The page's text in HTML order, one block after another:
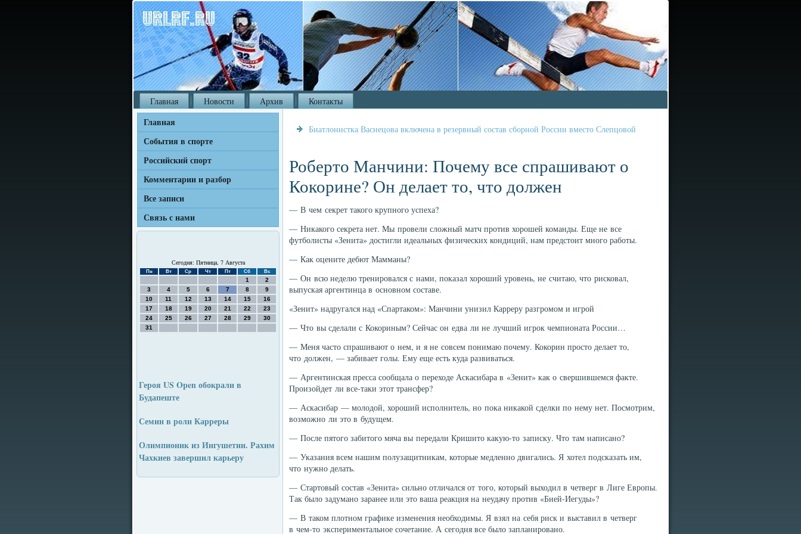
Главная Новости Архив Контакты
Главная
События в спорте
Российский спорт
Комментарии и разбор
Все записи
Связь с нами
Сегодня: Пятница, 7 Августа
Пн Вт Ср Чт Пт Сб Вс
1
2
3
4 5 6 7 8
9
10
11 12 13 14 15
16
17
18 19 20 21 22
23
24
25 26 27 28 29
30
31
Героя US Open обокрали в
Будапеште
Семин в роли Карреры
Олимпионик из Ингушетии. Рахим
Чахкиев завершил карьеру
Биатлонистка Васнецова включена в резервный состав сборной России вместо Слепцовой
Роберто Манчини: Почему все спрашивают о
Кокорине? Он делает то, что должен
— В чем секрет такого крупного успеха?
— Никакого секрета нет. Мы провели сложный матч против хорошей команды. Еще не все
футболисты «Зенита» достигли идеальных физических кондиций, нам предстоит много работы.
— Как оцените дебют Мамманы?
— Он всю неделю тренировался с нами, показал хороший уровень, не считаю, что рисковал,
выпуская аргентинца в основном составе.
«Зенит» надругался над «Спартаком»: Манчини унизил Карреру разгромом и игрой
— Что вы сделали с Кокориным? Сейчас он едва ли не лучший игрок чемпионата России…
— Меня часто спрашивают о нем, и я не совсем понимаю почему. Кокорин просто делает то,
что должен, — забивает голы. Ему еще есть куда развиваться.
— Аргентинская пресса сообщала о переходе Аскасибара в «Зенит» как о свершившемся факте.
Произойдет ли все-таки этот трансфер?
— Аскасибар — молодой, хороший исполнитель, но пока никакой сделки по нему нет. Посмотрим,
возможно ли это в будущем.
— После пятого забитого мяча вы передали Кришито какую-то записку. Что там написано?
— Указания всем нашим полузащитникам, которые медленно двигались. Я хотел подсказать им,
что нужно делать.
— Стартовый состав «Зенита» сильно отличался от того, который выходил в четверг в Лиге Европы.
Так было задумано заранее или это ваша реакция на неудачу против «Бней-Иегуды»?
— В таком плотном графике изменения необходимы. Я взял на себя риск и выставил в четверг
в чем-то экспериментальное сочетание. А сегодня все было запланировано.